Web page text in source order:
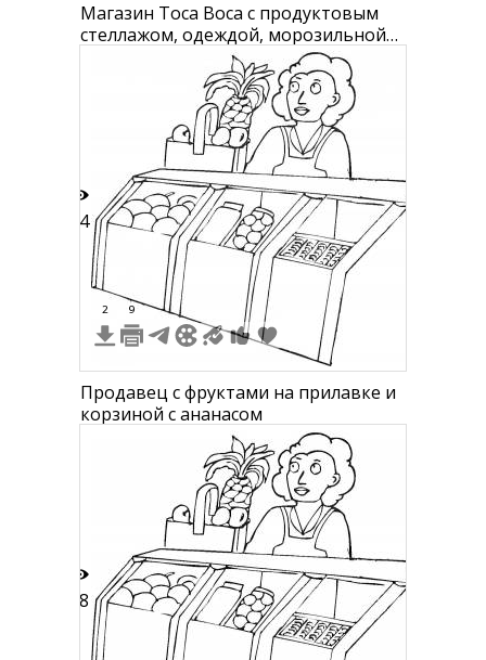
Магазин Toca Boca с продуктовым
стеллажом, одеждой, морозильной
камерой, кассой, и покупателями
24
2 9
Продавец с фруктами на прилавке и
корзиной с ананасом
38